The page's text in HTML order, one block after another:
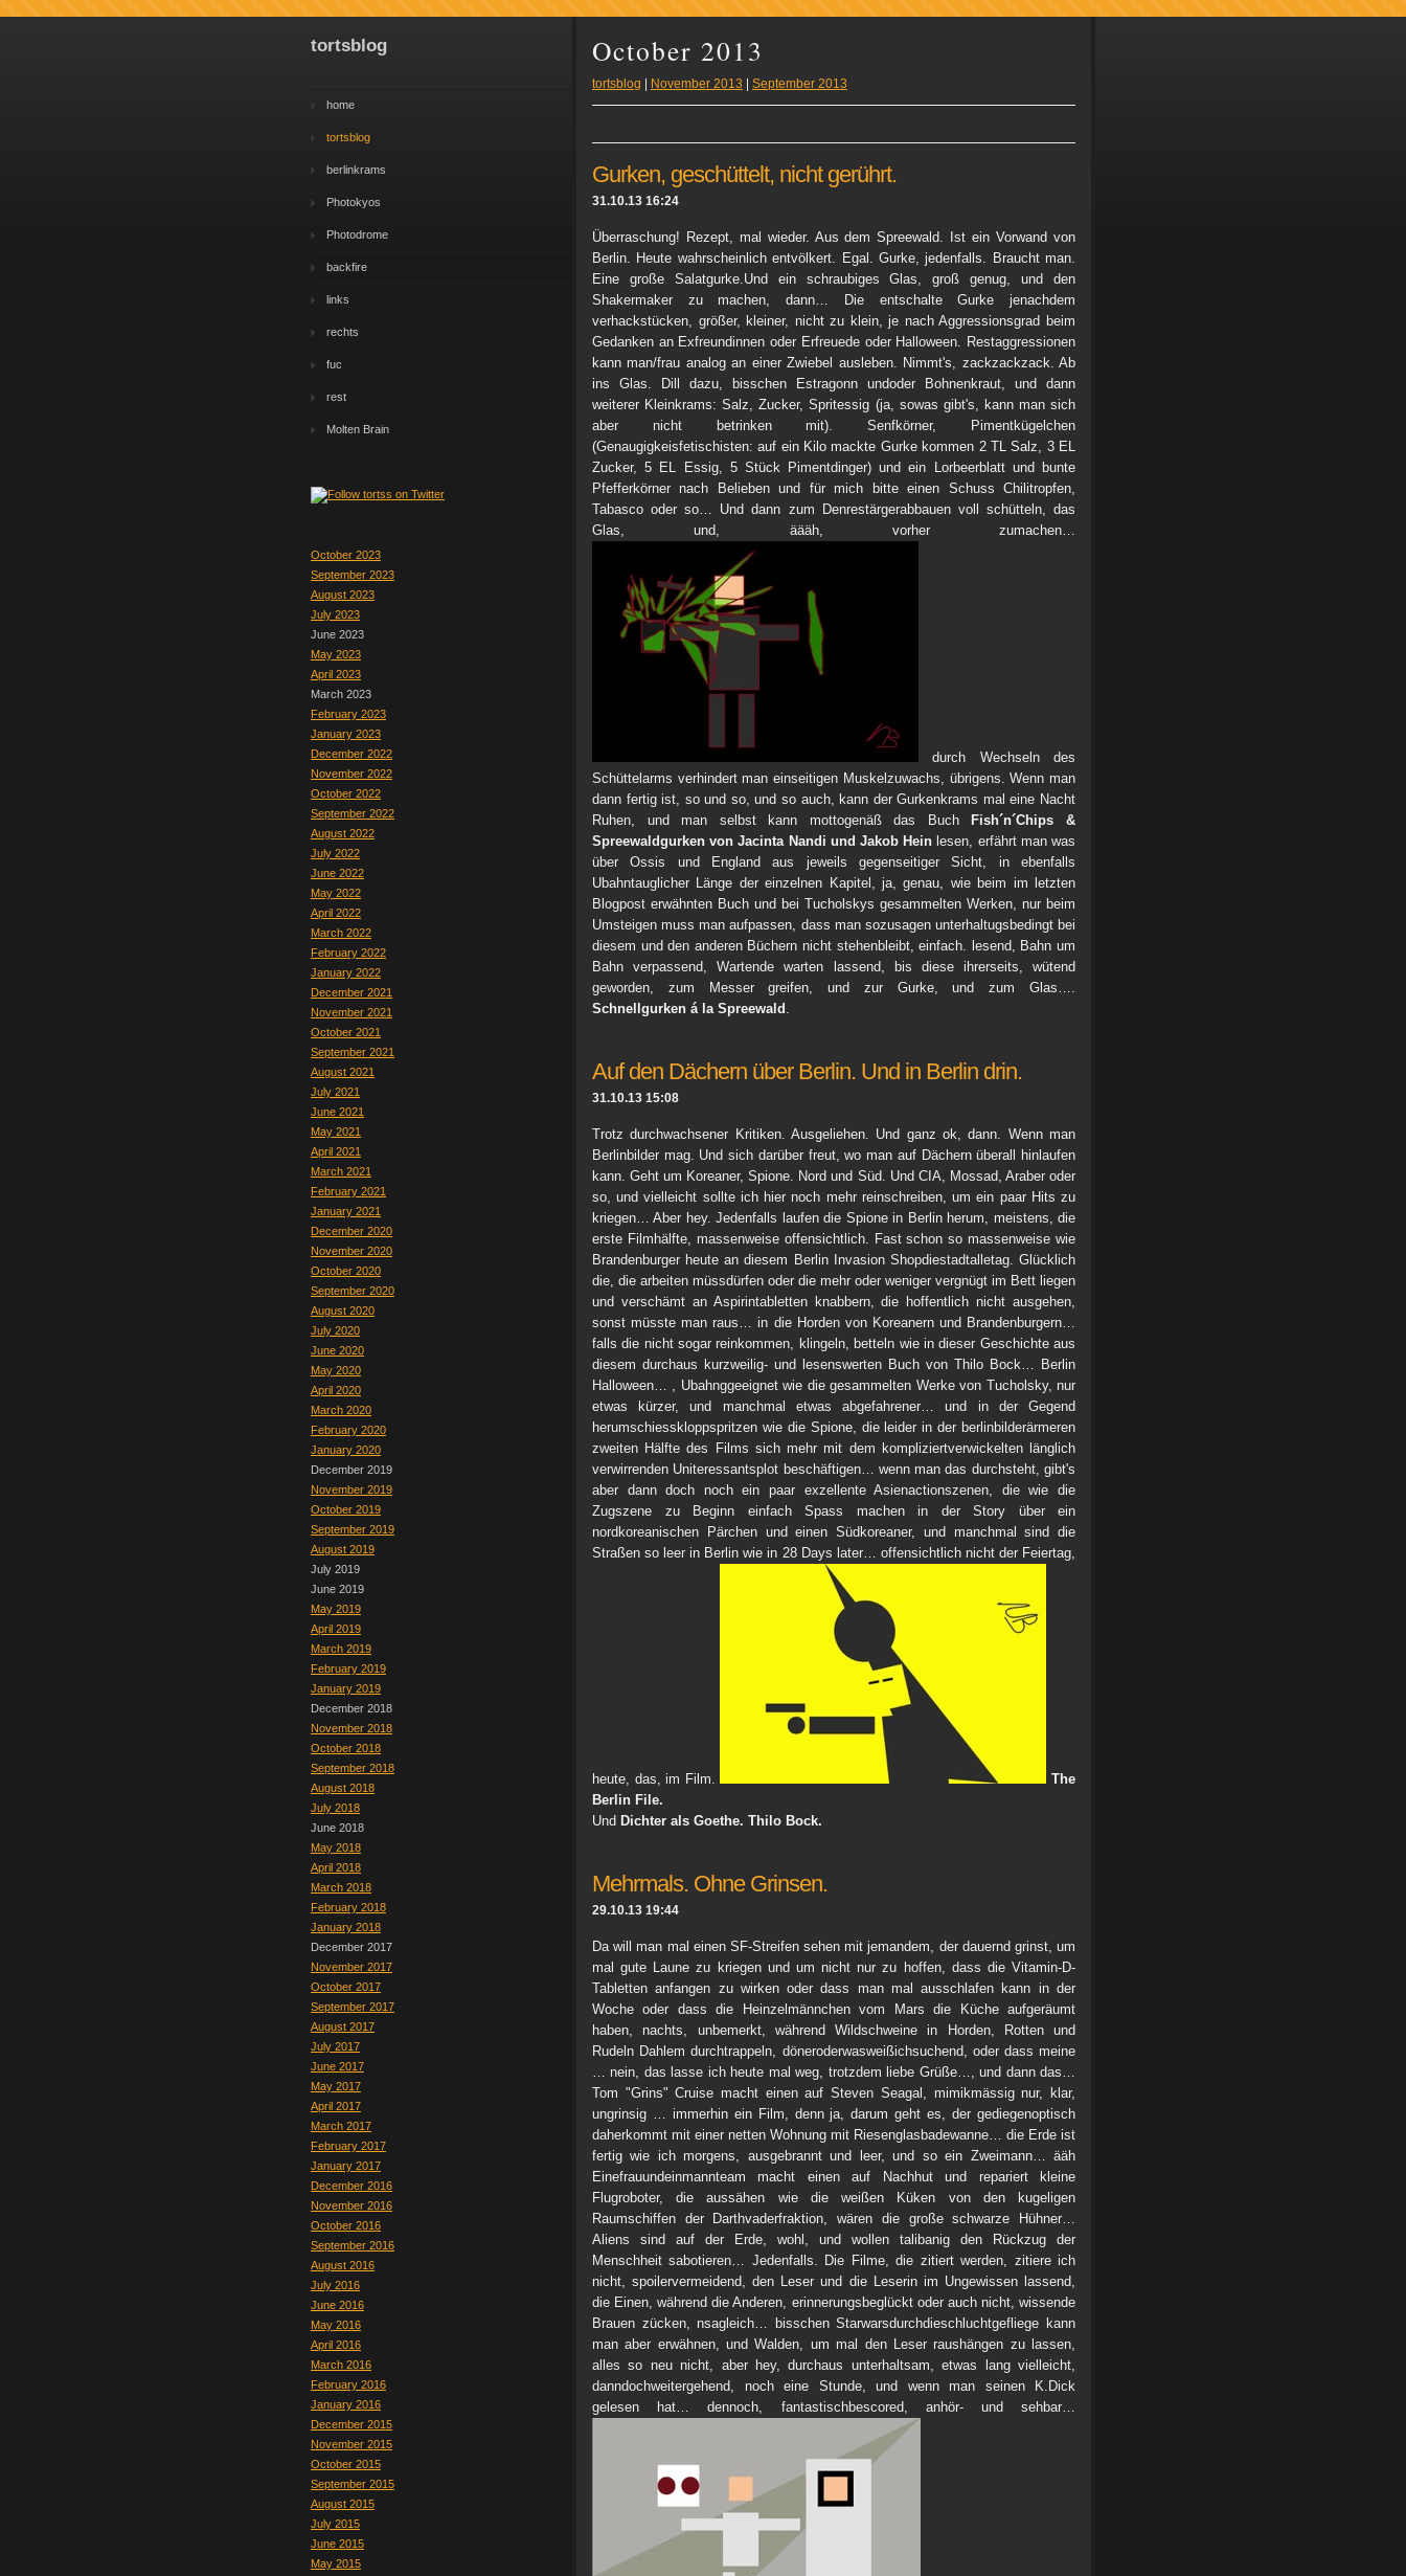
tortsblog
home
tortsblog
berlinkrams
Photokyos
Photodrome
backfire
links
rechts
fuc
rest
Molten Brain
October 2023
September 2023
August 2023
July 2023
June 2023
May 2023
April 2023
March 2023
February 2023
January 2023
December 2022
November 2022
October 2022
September 2022
August 2022
July 2022
June 2022
May 2022
April 2022
March 2022
February 2022
January 2022
December 2021
November 2021
October 2021
September 2021
August 2021
July 2021
June 2021
May 2021
April 2021
March 2021
February 2021
January 2021
December 2020
November 2020
October 2020
September 2020
August 2020
July 2020
June 2020
May 2020
April 2020
March 2020
February 2020
January 2020
December 2019
November 2019
October 2019
September 2019
August 2019
July 2019
June 2019
May 2019
April 2019
March 2019
February 2019
January 2019
December 2018
November 2018
October 2018
September 2018
August 2018
July 2018
June 2018
May 2018
April 2018
March 2018
February 2018
January 2018
December 2017
November 2017
October 2017
September 2017
August 2017
July 2017
June 2017
May 2017
April 2017
March 2017
February 2017
January 2017
December 2016
November 2016
October 2016
September 2016
August 2016
July 2016
June 2016
May 2016
April 2016
March 2016
February 2016
January 2016
December 2015
November 2015
October 2015
September 2015
August 2015
July 2015
June 2015
May 2015
October 2013
tortsblog November 2013 September 2013
Gurken, geschüttelt, nicht gerührt.
31.10.13 16:24
Überraschung! Rezept, mal wieder. Aus dem Spreewald. Ist ein Vorwand von
Berlin. Heute wahrscheinlich entvölkert. Egal. Gurke, jedenfalls. Braucht man.
Eine große Salatgurke.Und ein schraubiges Glas, groß genug, und den
Shakermaker zu machen, dann… Die entschalte Gurke jenachdem
verhackstücken, größer, kleiner, nicht zu klein, je nach Aggressionsgrad beim
Gedanken an Exfreundinnen oder Erfreuede oder Halloween. Restaggressionen
kann man/frau analog an einer Zwiebel ausleben. Nimmt's, zackzackzack. Ab
ins Glas. Dill dazu, bisschen Estragonn undoder Bohnenkraut, und dann
weiterer Kleinkrams: Salz, Zucker, Spritessig (ja, sowas gibt's, kann man sich
aber nicht betrinken mit). Senfkörner, Pimentkügelchen
(Genaugigkeisfetischisten: auf ein Kilo mackte Gurke kommen 2 TL Salz, 3 EL
Zucker, 5 EL Essig, 5 Stück Pimentdinger) und ein Lorbeerblatt und bunte
Pfefferkörner nach Belieben und für mich bitte einen Schuss Chilitropfen,
Tabasco oder so… Und dann zum Denrestärgerabbauen voll schütteln, das
Glas, und, äääh, vorher zumachen…
durch Wechseln des
Schüttelarms verhindert man einseitigen Muskelzuwachs, übrigens. Wenn man
dann fertig ist, so und so, und so auch, kann der Gurkenkrams mal eine Nacht
Ruhen, und man selbst kann mottogenäß das Buch
Fish´n´Chips &
Spreewaldgurken von Jacinta Nandi und Jakob Hein lesen, erfährt man was
über Ossis und England aus jeweils gegenseitiger Sicht, in ebenfalls
Ubahntauglicher Länge der einzelnen Kapitel, ja, genau, wie beim im letzten
Blogpost erwähnten Buch und bei Tucholskys gesammelten Werken, nur beim
Umsteigen muss man aufpassen, dass man sozusagen unterhaltugsbedingt bei
diesem und den anderen Büchern nicht stehenbleibt, einfach. lesend, Bahn um
Bahn verpassend, Wartende warten lassend, bis diese ihrerseits, wütend
geworden, zum Messer greifen, und zur Gurke, und zum Glas….
Schnellgurken á la Spreewald .
Auf den Dächern über Berlin. Und in Berlin drin.
31.10.13 15:08
Trotz durchwachsener Kritiken. Ausgeliehen. Und ganz ok, dann. Wenn man
Berlinbilder mag. Und sich darüber freut, wo man auf Dächern überall hinlaufen
kann. Geht um Koreaner, Spione. Nord und Süd. Und CIA, Mossad, Araber oder
so, und vielleicht sollte ich hier noch mehr reinschreiben, um ein paar Hits zu
kriegen… Aber hey. Jedenfalls laufen die Spione in Berlin herum, meistens, die
erste Filmhälfte, massenweise offensichtlich. Fast schon so massenweise wie
Brandenburger heute an diesem Berlin Invasion Shopdiestadtalletag. Glücklich
die, die arbeiten müssdürfen oder die mehr oder weniger vergnügt im Bett liegen
und verschämt an Aspirintabletten knabbern, die hoffentlich nicht ausgehen,
sonst müsste man raus… in die Horden von Koreanern und Brandenburgern…
falls die nicht sogar reinkommen, klingeln, betteln wie in dieser Geschichte aus
diesem durchaus kurzweilig- und lesenswerten Buch von Thilo Bock… Berlin
Halloween… , Ubahnggeeignet wie die gesammelten Werke von Tucholsky, nur
etwas kürzer, und manchmal etwas abgefahrener… und in der Gegend
herumschiesskloppspritzen wie die Spione, die leider in der berlinbilderärmeren
zweiten Hälfte des Films sich mehr mit dem kompliziertverwickelten länglich
verwirrenden Uniteressantsplot beschäftigen… wenn man das durchsteht, gibt's
aber dann doch noch ein paar exzellente Asienactionszenen, die wie die
Zugszene zu Beginn einfach Spass machen in der Story über ein
nordkoreanischen Pärchen und einen Südkoreaner, und manchmal sind die
Straßen so leer in Berlin wie in 28 Days later… offensichtlich nicht der Feiertag,
heute, das, im Film.
The
Berlin File.
Und Dichter als Goethe. Thilo Bock.
Mehrmals. Ohne Grinsen.
29.10.13 19:44
Da will man mal einen SF-Streifen sehen mit jemandem, der dauernd grinst, um
mal gute Laune zu kriegen und um nicht nur zu hoffen, dass die Vitamin-D-
Tabletten anfangen zu wirken oder dass man mal ausschlafen kann in der
Woche oder dass die Heinzelmännchen vom Mars die Küche aufgeräumt
haben, nachts, unbemerkt, während Wildschweine in Horden, Rotten und
Rudeln Dahlem durchtrappeln, döneroderwasweißichsuchend, oder dass meine
… nein, das lasse ich heute mal weg, trotzdem liebe Grüße…, und dann das…
Tom "Grins" Cruise macht einen auf Steven Seagal, mimikmässig nur, klar,
ungrinsig … immerhin ein Film, denn ja, darum geht es, der gediegenoptisch
daherkommt mit einer netten Wohnung mit Riesenglasbadewanne… die Erde ist
fertig wie ich morgens, ausgebrannt und leer, und so ein Zweimann… ääh
Einefrauundeinmannteam macht einen auf Nachhut und repariert kleine
Flugroboter, die aussähen wie die weißen Küken von den kugeligen
Raumschiffen der Darthvaderfraktion, wären die große schwarze Hühner…
Aliens sind auf der Erde, wohl, und wollen talibanig den Rückzug der
Menschheit sabotieren… Jedenfalls. Die Filme, die zitiert werden, zitiere ich
nicht, spoilervermeidend, den Leser und die Leserin im Ungewissen lassend,
die Einen, während die Anderen, erinnerungsbeglückt oder auch nicht, wissende
Brauen zücken, nsagleich… bisschen Starwarsdurchdieschluchtgefliege kann
man aber erwähnen, und Walden, um mal den Leser raushängen zu lassen,
alles so neu nicht, aber hey, durchaus unterhaltsam, etwas lang vielleicht,
danndochweitergehend, noch eine Stunde, und wenn man seinen K.Dick
gelesen hat… dennoch, fantastischbescored, anhör- und sehbar…